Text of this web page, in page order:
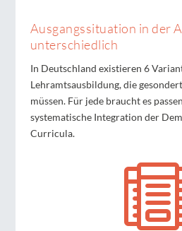
Ausgangssituation in der
unterschiedlich
In Deutschland existieren 6
Lehramtsausbildung, die
müssen. Für jede braucht es
systematische Integration der
Curricula.